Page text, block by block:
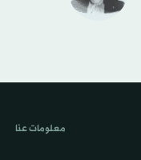
معلومات عنا